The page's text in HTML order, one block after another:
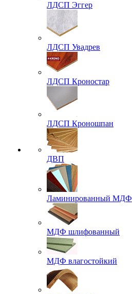
ЛДСП Эггер
ЛДСП Увадрев
ЛДСП Кроностар
ЛДСП Кроношпан
ДВП
Ламинированный МДФ
МДФ шлифованный
МДФ влагостойкий